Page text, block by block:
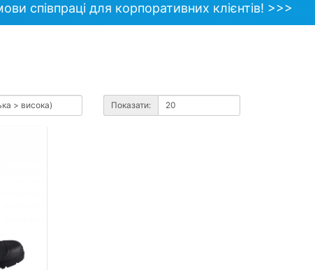
співпраці для корпоративних клієнтів! >>>
Показати: